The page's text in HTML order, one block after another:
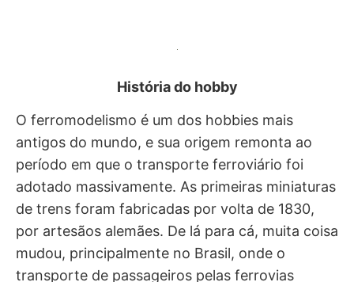
História do hobby
O ferromodelismo é um dos hobbies mais
antigos do mundo, e sua origem remonta ao
período em que o transporte ferroviário foi
adotado massivamente. As primeiras miniaturas
de trens foram fabricadas por volta de 1830,
por artesãos alemães. De lá para cá, muita coisa
mudou, principalmente no Brasil, onde o
transporte de passageiros pelas ferrovias